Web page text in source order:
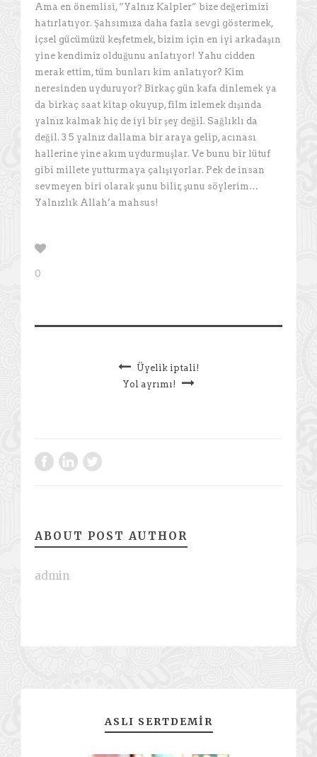
Ama en önemlisi, “Yalnız Kalpler” bize değerimizi
hatırlatıyor. Şahsımıza daha fazla sevgi göstermek,
içsel gücümüzü keşfetmek, bizim için en iyi arkadaşın
yine kendimiz olduğunu anlatıyor! Yahu cidden
merak ettim, tüm bunları kim anlatıyor? Kim
neresinden uyduruyor? Birkaç gün kafa dinlemek ya
da birkaç saat kitap okuyup, film izlemek dışında
yalnız kalmak hiç de iyi bir şey değil. Sağlıklı da
değil. 3 5 yalnız dallama bir araya gelip, acınası
hallerine yine akım uydurmuşlar. Ve bunu bir lütuf
gibi millete yutturmaya çalışıyorlar. Pek de insan
sevmeyen biri olarak şunu bilir, şunu söylerim…
Yalnızlık Allah’a mahsus!
0
Üyelik iptali!
Yol ayrımı!
ABOUT POST AUTHOR
admin
ASLI SERTDEMIR